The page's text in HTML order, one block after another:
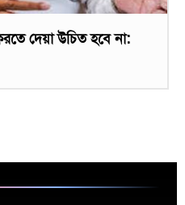
দেয়া উচিত হবে না: